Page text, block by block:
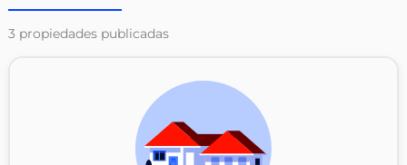
3 propiedades publicadas